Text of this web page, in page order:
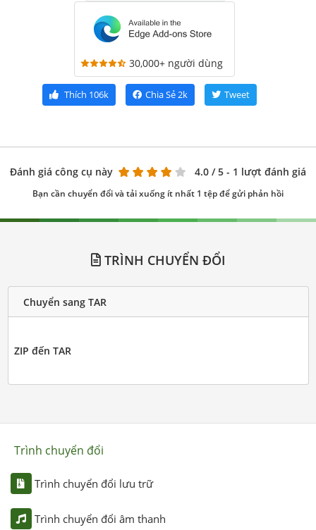
30,000+ người dùng
Thích 106k Chia Sẻ2k Tweet
Đánh giá công cụ này 4.0 / 5 - 1 lượt đánh giá
Bạn cần chuyển đổi và tải xuống ít nhất 1 tệp để gửi phản hồi
TRÌNH CHUYỂN ĐỔI
Chuyển sang TAR
ZIP đến TAR
Trình chuyển đổi
Trình chuyển đổi lưu trữ
Trình chuyển đổi âm thanh